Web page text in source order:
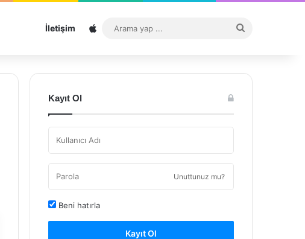
İletişim Sitemap
...
Kayıt Ol
Unuttunuz mu?
Beni hatırla
Kayıt Ol